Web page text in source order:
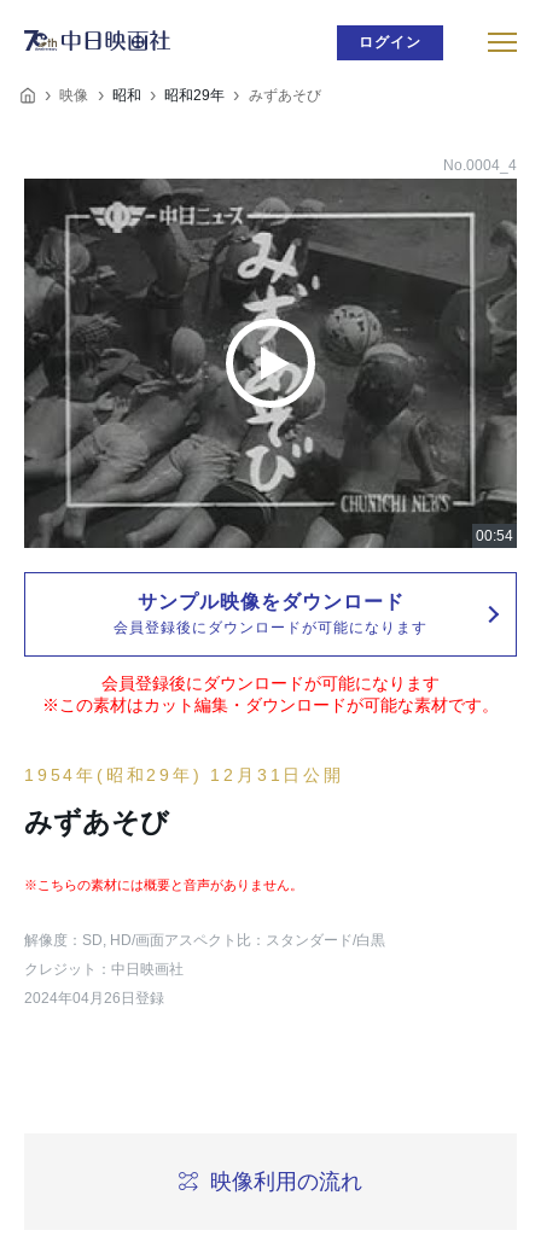
ログイン
映像 昭和 昭和29年 みずあそび
No.0004_4
サンプル映像をダウンロード
会員登録後にダウンロードが可能になります
会員登録後にダウンロードが可能になります
※この素材はカット編集・ダウンロードが可能な素材です。
1954年(昭和29年) 12月31日公開
みずあそび
※こちらの素材には概要と音声がありません。
解像度：SD, HD/画面アスペクト比：スタンダード/白黒
クレジット：中日映画社
2024年04月26日登録
映像利用の流れ